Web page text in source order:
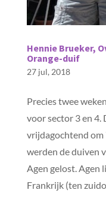
Hennie Brueker,
Orange-duif
27 jul, 2018
Precies twee
voor sector 3 en 4.
vrijdagochtend om
werden de duiven
Agen gelost. Agen
Frankrijk (ten